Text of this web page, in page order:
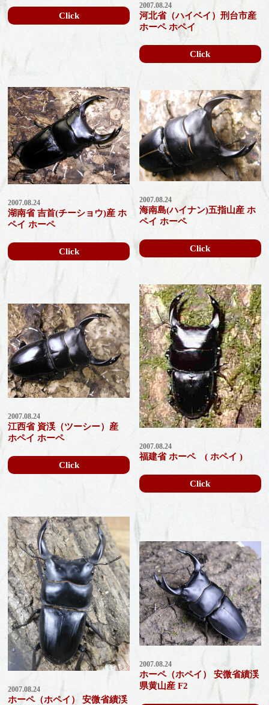
Click
2007.08.24
河北省（ハイベイ）刑台市産
ホーペ ホペイ
Click
2007.08.24
湖南省 吉首(チーショウ)産 ホ
ペイ ホーペ
Click
2007.08.24
海南島(ハイナン)五指山産 ホ
ペイ ホーペ
Click
2007.08.24
江西省 資渓（ツーシー）産
ホペイ ホーペ
Click
2007.08.24
福建省 ホーペ ( ホペイ )
Click
2007.08.24
ホーペ（ホペイ） 安微省績渓
2007.08.24
ホーペ（ホペイ） 安微省績渓
県黄山産 F2